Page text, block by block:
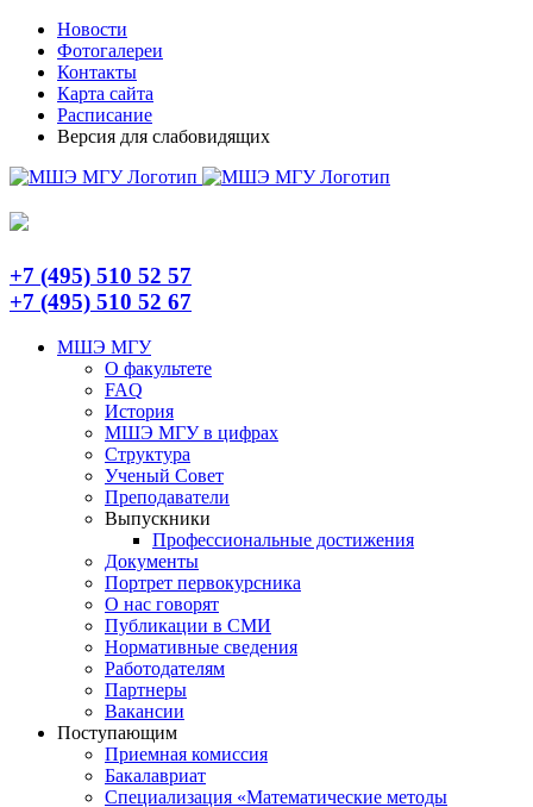
Skip
content
TelegramНовости
Фотогалереи
Контакты
Карта сайта
Расписание
Версия для слабовидящих
+7 (495) 510 52 57
+7 (495) 510 52 67
МШЭ МГУ
О факультете
FAQ
История
МШЭ МГУ в цифрах
Структура
Ученый Совет
Преподаватели
Выпускники
Профессиональные достижения
Документы
Портрет первокурсника
О нас говорят
Публикации в СМИ
Нормативные сведения
Работодателям
Партнеры
Вакансии
Поступающим
Приемная комиссия
Бакалавриат
Специализация «Математические методы